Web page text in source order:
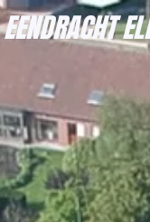
EENDRACHT